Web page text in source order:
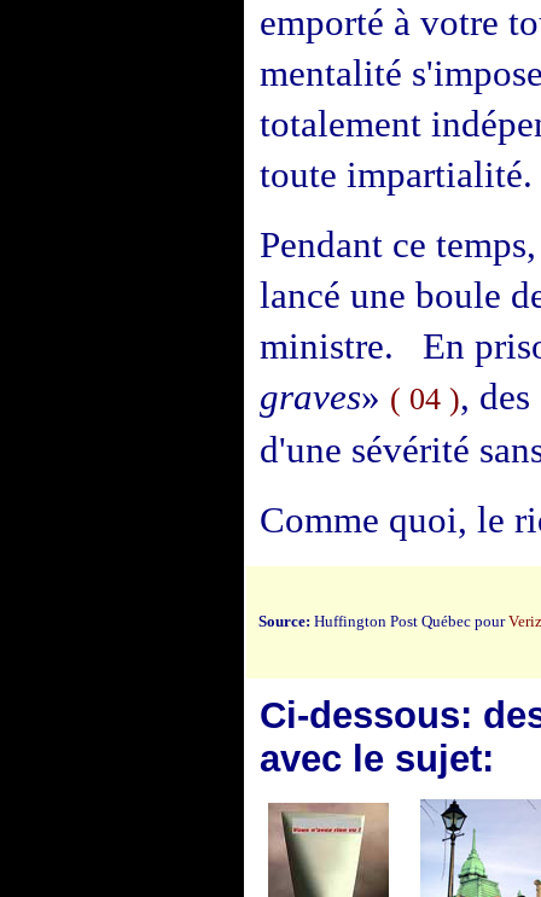
emporté à votre
mentalité
totalement
toute impartialité.
Pendant ce
lancé une boule
ministre. En
graves» ( 04 ),
d'une sévérité
Comme quoi, le
Source: Huffington Post Québec pour
Ci-dessous:
avec le sujet: